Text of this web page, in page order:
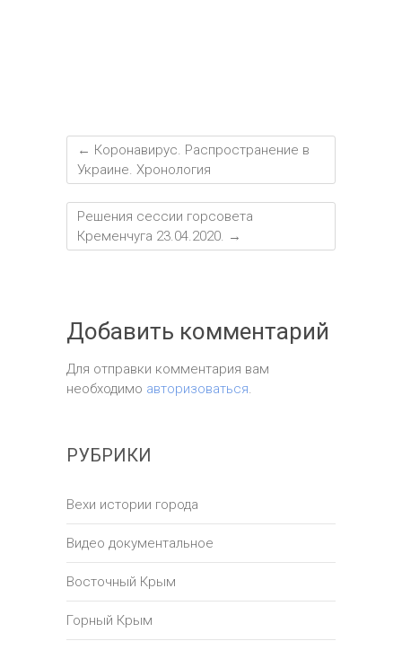
← Коронавирус. Распространение в
Украине. Хронология
Решения сессии горсовета
Кременчуга 23.04.2020.
→
Добавить комментарий
Для отправки комментария вам
необходимо авторизоваться.
РУБРИКИ
Вехи истории города
Видео документальное
Восточный Крым
Горный Крым